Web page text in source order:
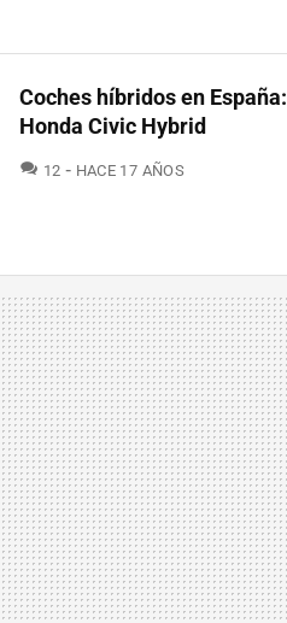
Coches híbridos en España:
Honda Civic Hybrid
12 COMENTARIOS
HACE 17 AÑOS